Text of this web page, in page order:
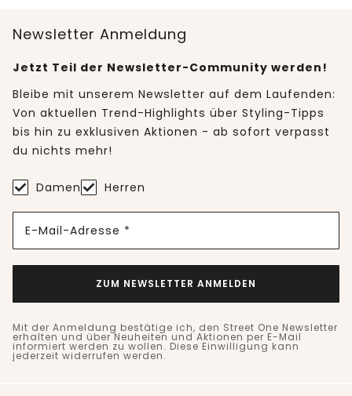
Newsletter Anmeldung
Jetzt Teil der Newsletter-Community werden!
Bleibe mit unserem Newsletter auf dem Laufenden:
Von aktuellen Trend-Highlights über Styling-Tipps
bis hin zu exklusiven Aktionen - ab sofort verpasst
du nichts mehr!
Damen Herren
E-Mail-Adresse *
ZUM NEWSLETTER ANMELDEN
Mit der Anmeldung bestätige ich, den Street One Newsletter
erhalten und über Neuheiten und Aktionen per E-Mail
informiert werden zu wollen. Diese Einwilligung kann
jederzeit widerrufen werden.